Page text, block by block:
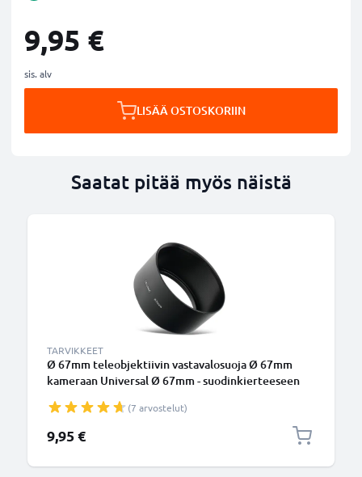
9,95 €
sis. alv
LISÄÄ OSTOSKORIIN
Saatat pitää myös näistä
TARVIKKEET
Ø 67mm teleobjektiivin vastavalosuoja Ø 67mm
kameraan Universal Ø 67mm - suodinkierteeseen
CELLONIC
(7 arvostelut)
9,95 €